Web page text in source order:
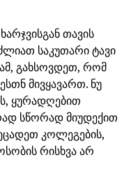
თავის
საკუთარი ტავი
გახსოვდეთ, რომ
მივყავართ. ნუ
ყურადღებით
სწორად მიუდექით
კოლეგების,
რისხვა არ